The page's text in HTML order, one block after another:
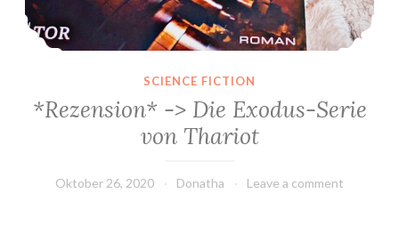
SCIENCE FICTION
*Rezension* -> Die Exodus-Serie
von Thariot
Oktober 26, 2020 Donatha Leave a comment